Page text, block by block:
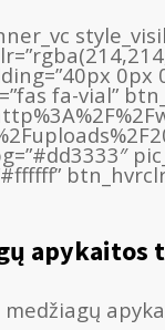
0px
fa-vial”
apykaitos